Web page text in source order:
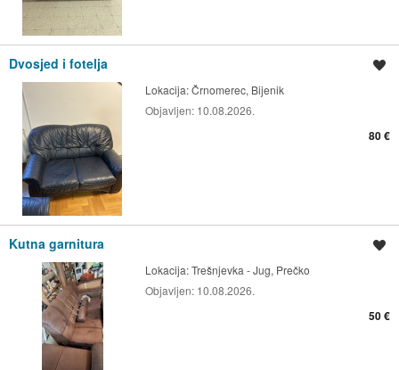
Dvosjed i fotelja
Lokacija:Črnomerec, Bijenik
Objavljen: 10.08.2026.
80 €
Kutna garnitura
Lokacija:Trešnjevka - Jug, Prečko
Objavljen: 10.08.2026.
50 €